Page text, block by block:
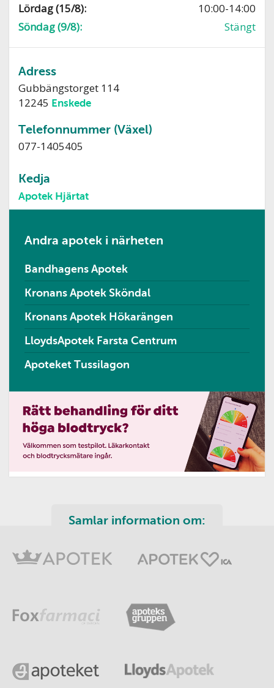
Lördag (15/8):
10:00-14:00
Söndag (9/8):
Stängt
Adress
Gubbängstorget 114
12245 Enskede
Telefonnummer (Växel)
077-1405405
Kedja
Apotek Hjärtat
Andra apotek i närheten
Bandhagens Apotek
Kronans Apotek Sköndal
Kronans Apotek Hökarängen
LloydsApotek Farsta Centrum
Apoteket Tussilagon
Samlar information om: